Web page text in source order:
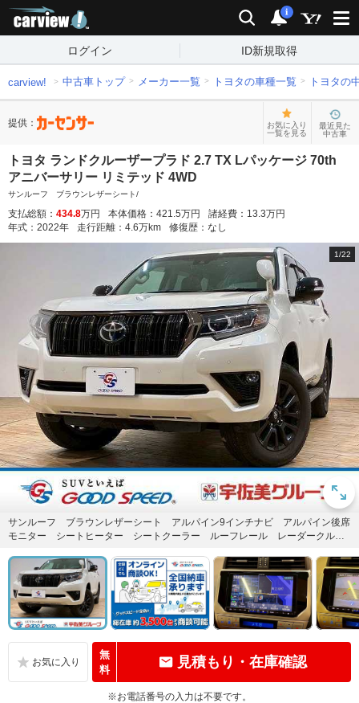
検索 通知
i
ログイン ID新規取得
carview! 中古車トップ メーカー一覧 トヨタの車種一覧 トヨタの
提供：
お気に入り
一覧を見る
最近見た
中古車
トヨタ ランドクルーザープラド 2.7 TX Lパッケージ 70th
アニバーサリー リミテッド 4WD
サンルーフ ブラウンレザーシート/
支払総額： 434.8万円 本体価格： 421.5万円 諸経費： 13.3万円
年式： 2022年 走行距離： 4.6万km 修復歴： なし
1/22
サンルーフ ブラウンレザーシート アルパイン9インチナビ アルパイン後席
モニター シートヒーター シートクーラー ルーフレール レーダークルー
無
料
見積もり・在庫確認
※お電話番号の入力は不要です。